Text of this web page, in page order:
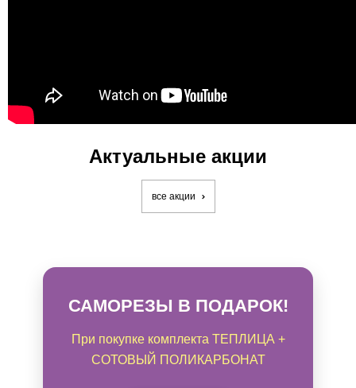
Актуальные акции
все акции
САМОРЕЗЫ В ПОДАРОК!
При покупке комплекта ТЕПЛИЦА +
СОТОВЫЙ ПОЛИКАРБОНАТ